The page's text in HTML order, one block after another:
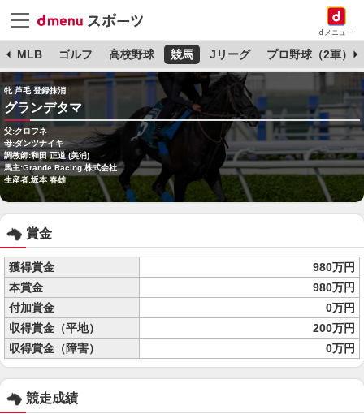
dメニュー
MLB ゴルフ 高校野球 競馬 Jリーグ プロ野球（2軍）
牝 芦毛 登録抹消
グランデタマ
父:クロフネ
母:ダンツナイキ
調教師:和田 正道 (美浦)
馬主:Grande Racing 株式会社
生産者:坂本 春雄
賞金
獲得賞金
980万円
本賞金
980万円
付加賞金
0万円
収得賞金（平地）
200万円
収得賞金（障害）
0万円
競走成績